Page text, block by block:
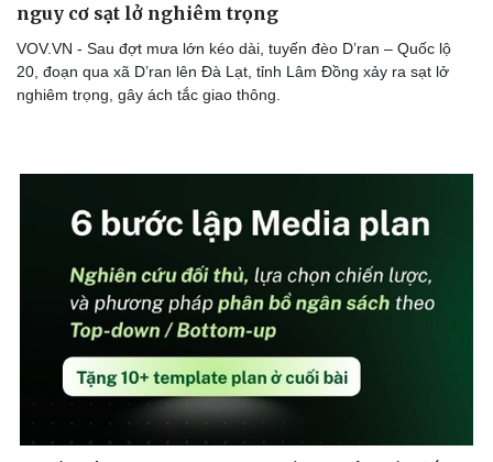
nguy cơ sạt lở nghiêm trọng
VOV.VN - Sau đợt mưa lớn kéo dài, tuyến đèo D’ran – Quốc lộ
20, đoạn qua xã D’ran lên Đà Lạt, tỉnh Lâm Đồng xảy ra sạt lở
nghiêm trọng, gây ách tắc giao thông.